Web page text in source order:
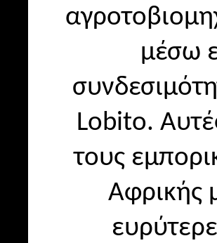
μέσω
Lobito.
τους
Αφρικής